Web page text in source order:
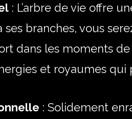
: L’arbre de vie offre
ses branches, vous
dans les moments de
et royaumes qui
: Solidement